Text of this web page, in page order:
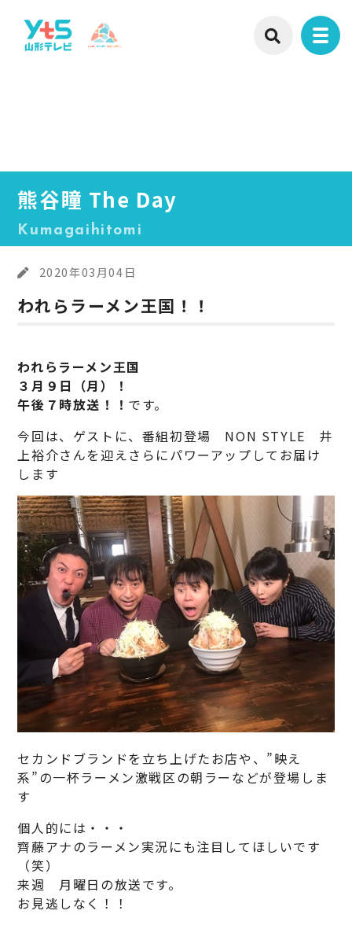
熊谷瞳 The Day
Kumagaihitomi
2020年03月04日
われらラーメン王国！！
われらラーメン王国
３月９日（月）！
午後７時放送！！ です。
今回は、ゲストに、番組初登場 NON STYLE 井
上裕介さんを迎えさらにパワーアップしてお届け
します
セカンドブランドを立ち上げたお店や、”映え
系”の一杯ラーメン激戦区の朝ラーなどが登場しま
す
個人的には・・・
齊藤アナのラーメン実況にも注目してほしいです
（笑）
来週 月曜日の放送です。
お見逃しなく！！